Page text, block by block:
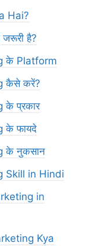
Hai?
है?
के Platform
कैसे करें?
प्रकार
के फायदे
के नुकसान
Skill in Hindi
in
Kya